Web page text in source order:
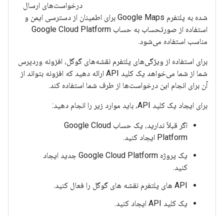
درخواست‌های ارسال
شده به پلتفرم Google Maps برای اطمینان از دسترسی ایمن و
استفاده از صورتحساب به حساب Google Cloud Platform
مناسب استفاده می‌شود.
برای استفاده از ویژگی‌های پلتفرم نقشه‌های گوگل، افزونه وردپرس
شما از شما می‌خواهد یک کلید API ارائه دهید که افزونه بتواند از
آن برای انجام این درخواست‌ها از طرف شما استفاده کند.
برای ایجاد یک کلید API، باید موارد زیر را انجام دهید:
اگر قبلاً ندارید، یک حساب Google Cloud
Platform ایجاد کنید.
یک پروژه Google Cloud Platform جدید ایجاد
کنید.
API های پلتفرم نقشه های گوگل را فعال کنید.
یک کلید API ایجاد کنید.